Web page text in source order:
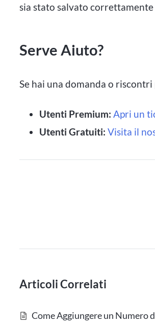
sia stato salvato
Serve Aiuto?
Se hai una domanda o
Utenti Premium: Apri un
Utenti Gratuiti: Visita il
Articoli Correlati
Come Aggiungere un Numero